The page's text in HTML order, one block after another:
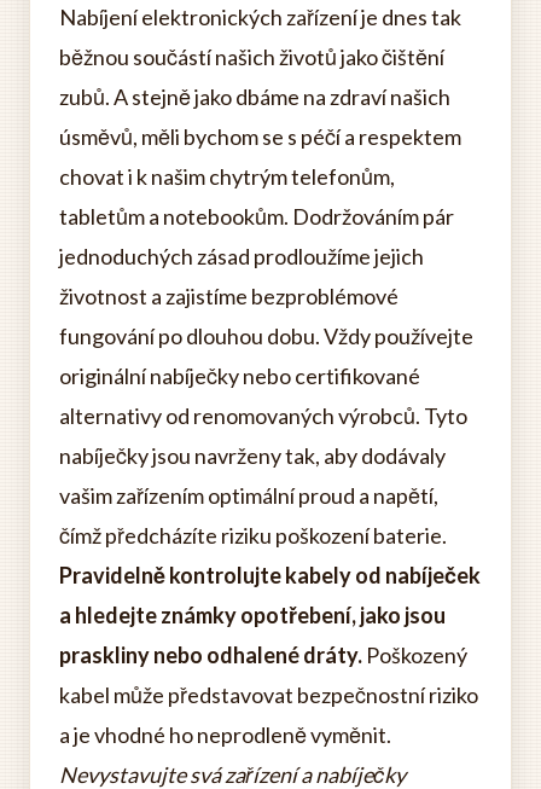
Nabíjení elektronických zařízení je dnes tak
běžnou součástí našich životů jako čištění
zubů. A stejně jako dbáme na zdraví našich
úsměvů, měli bychom se s péčí a respektem
chovat i k našim chytrým telefonům,
tabletům a notebookům. Dodržováním pár
jednoduchých zásad prodloužíme jejich
životnost a zajistíme bezproblémové
fungování po dlouhou dobu. Vždy používejte
originální nabíječky nebo certifikované
alternativy od renomovaných výrobců. Tyto
nabíječky jsou navrženy tak, aby dodávaly
vašim zařízením optimální proud a napětí,
čímž předcházíte riziku poškození baterie.
Pravidelně kontrolujte kabely od nabíječek
a hledejte známky opotřebení, jako jsou
praskliny nebo odhalené dráty. Poškozený
kabel může představovat bezpečnostní riziko
a je vhodné ho neprodleně vyměnit.
Nevystavujte svá zařízení a nabíječky